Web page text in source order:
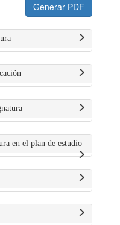
Generar PDF
en el plan de estudio